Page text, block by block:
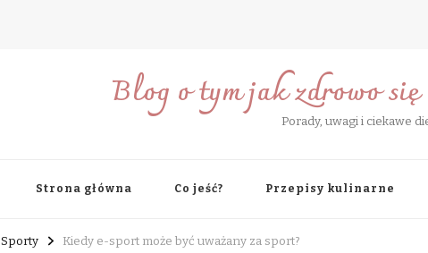
Blog o tym jak zdrowo
Porady, uwagi i ciekawe
Strona główna Co jeść? Przepisy kulinarne
Sporty Kiedy e-sport może być uważany za sport?